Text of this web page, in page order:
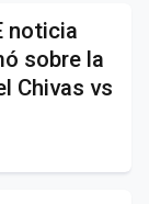
noticia
sobre la
Chivas vs